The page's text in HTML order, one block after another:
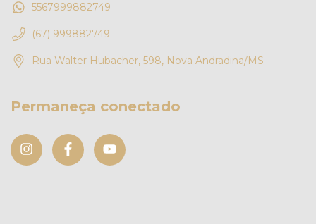
5567999882749
(67) 999882749
Rua Walter Hubacher, 598, Nova Andradina/MS
Permaneça conectado